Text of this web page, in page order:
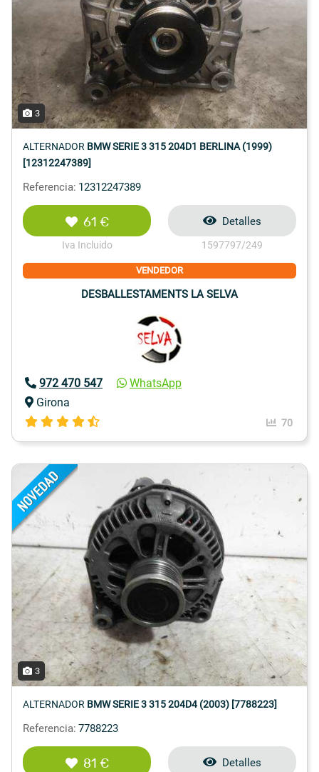
3
ALTERNADOR BMW SERIE 3 315 204D1 BERLINA (1999)
[12312247389]
Referencia: 12312247389
61 €
Iva Incluido
Detalles
1597797/249
VENDEDOR
DESBALLESTAMENTS LA SELVA
972 470 547
WhatsApp
Girona
70
3
ALTERNADOR BMW SERIE 3 315 204D4 (2003) [7788223]
Referencia: 7788223
81 € Detalles